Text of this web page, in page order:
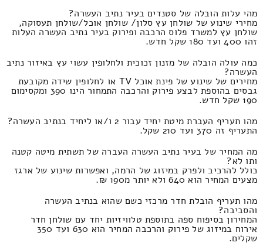
מהי עלות הובלה של סטנדים בעיר נתיב העשרה?
מחירי שינוע של שולחן עץ סלון/ שולחן אוכל/שולחן תעסוקה,
שולחן עץ למשרד פלוס הרכבה ופירוק בעיר נתיב העשרה העלות
זהו 400 ועד 180 שקל חדש.
כמה עולה הובלה של מזנון זכוכית ולחלופין עשוי עץ באיזור נתיב
העשרה?
מחירים של שינוע של פינת אוכל TV או לחלופין שידה מקובעת
גבסים בהוספת לבצע פירוק והרכבה התמחור הינו 390 ומקסימום
190 שקל חדש.
מהו תעריף העברת מיטת יחיד עבור 2 ו/או ליחיד בנתיב העשרה?
התעריף זה 370 ועד 210 שקל.
מה המחיר של בעיר נתיב העשרה העברה של תשתית מיטה קטנה
ותו לא?
כולל להרכיב ולפרק במיזוג של הרמה, ואפשרות שינוע של ארגז
מצעים המחיר הוא 640 ולא יותר מ190 ₪.
מהו תעריף הובלת חדר מרכזי כשם שהוא בנתיב העשרה
והסביבה?
המחירון בסיפוח ספה בתוספת טלוויזיות יחד עם שולחן חדר
אירוח במיזוג של פירוק והרכבה המחיר הוא 630 ועד 350
שקלים.